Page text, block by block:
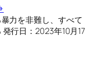
力を非難し、すべて
行日：2023年10月17